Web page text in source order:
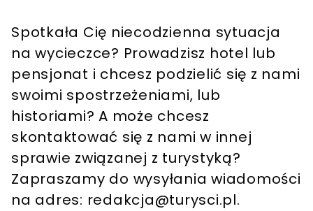
Spotkała Cię niecodzienna sytuacja
na wycieczce? Prowadzisz hotel lub
pensjonat i chcesz podzielić się z nami
swoimi spostrzeżeniami, lub
historiami? A może chcesz
skontaktować się z nami w innej
sprawie związanej z turystyką?
Zapraszamy do wysyłania wiadomości
na adres: redakcja@turysci.pl.